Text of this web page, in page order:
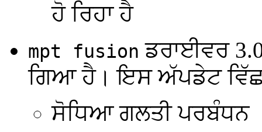
ਹੋ ਰਿਹਾ ਹੈ
mpt fusion ਡਰਾਈਵਰ
ਗਿਆ ਹੈ। ਇਸ ਅੱਪਡੇਟ
ਸੋਧਿਆ ਗਲਤੀ ਪਰਬੰਧਨ